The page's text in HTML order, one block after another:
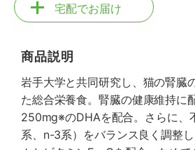
宅配でお届け
商品説明
岩手大学と共同研究し、猫の腎臓
た総合栄養食。腎臓の健康維持に
250mg※のDHAを配合。さらに、
系、n-3系）をバランス良く調整